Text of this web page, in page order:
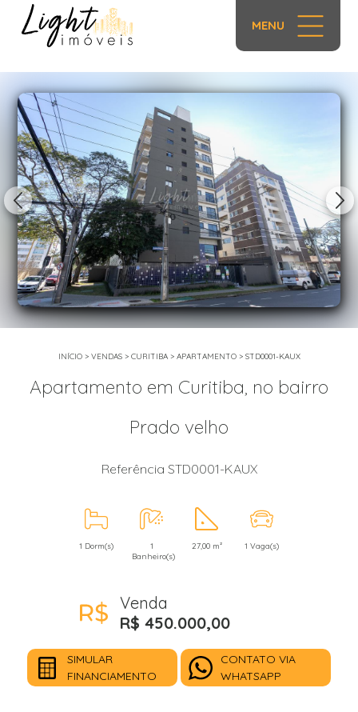
MENU
INÍCIO> VENDAS> CURITIBA> APARTAMENTO> STD0001-KAUX
Apartamento em Curitiba, no bairro
Prado velho
Referência STD0001-KAUX
1 Dorm(s)
1
Banheiro(s)
27,00 m² 1 Vaga(s)
Venda
R$ 450.000,00
SIMULAR
FINANCIAMENTO
CONTATO VIA
WHATSAPP